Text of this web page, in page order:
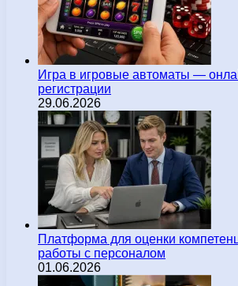
Игра в игровые автоматы —
регистрации
29.06.2026
Платформа для оценки
работы с персоналом
01.06.2026